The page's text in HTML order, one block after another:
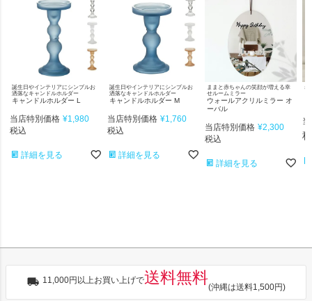
誕生日やインテリアにシンプルお
洒落なキャンドルホルダー
キャンドルホルダー L
当店特別価格 ¥1,980
税込
詳細を見る
誕生日やインテリアにシンプルお
洒落なキャンドルホルダー
キャンドルホルダー M
当店特別価格 ¥1,760
税込
詳細を見る
ままと赤ちゃんの笑顔が増える幸
せルームミラー
ウォールアクリルミラー オ
ーバル
当店特別価格 ¥2,300
税込
詳細を見る
赤
11,000円以上お買い上げで送料無料
(沖縄は送料1,500円)